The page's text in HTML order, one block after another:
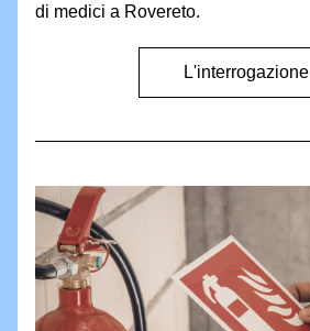
di medici a Rovereto.
L'interrogazione